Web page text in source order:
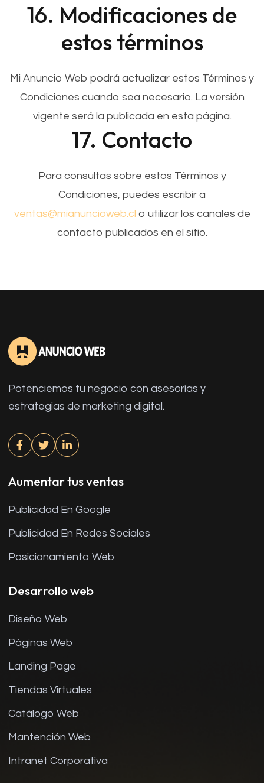
16. Modificaciones de
estos términos
Mi Anuncio Web podrá actualizar estos Términos y
Condiciones cuando sea necesario. La versión
vigente será la publicada en esta página.
17. Contacto
Para consultas sobre estos Términos y
Condiciones, puedes escribir a
ventas@mianuncioweb.cl o utilizar los canales de
contacto publicados en el sitio.
Potenciemos tu negocio con asesorías y
estrategias de marketing digital.
Aumentar tus ventas
Publicidad En Google
Publicidad En Redes Sociales
Posicionamiento Web
Desarrollo web
Diseño Web
Páginas Web
Landing Page
Tiendas Virtuales
Catálogo Web
Mantención Web
Intranet Corporativa